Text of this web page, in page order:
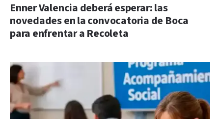
Enner Valencia deberá esperar: las
novedades en la convocatoria de Boca
para enfrentar a Recoleta